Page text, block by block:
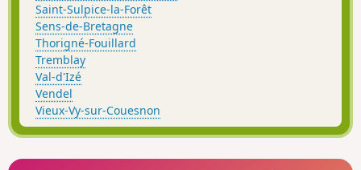
Saint-Sulpice-la-Forêt
Sens-de-Bretagne
Thorigné-Fouillard
Tremblay
Val-d'Izé
Vendel
Vieux-Vy-sur-Couesnon